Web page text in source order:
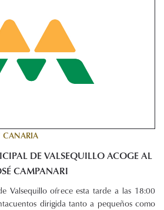
CANARIA
DE VALSEQUILLO ACOGE AL
CAMPANARI
Valsequillo ofrece esta tarde a las 18:00
dirigida tanto a pequeños como